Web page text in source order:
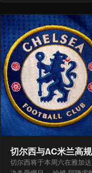
切尔西与AC米兰高
切尔西将于本周六在雅加